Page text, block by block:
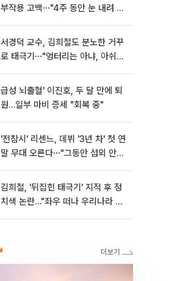
부작용 고백⋯"4주 동안 눈 내려 앉
서경덕 교수, 김희철도 분노한 거꾸
로 태극기⋯"엉터리는 아냐, 아쉬울
급성 뇌출혈' 이진호, 두 달 만에 퇴
원…일부 마비 증세 "회복 중"
'전참시' 리센느, 데뷔 '3년 차' 첫 연
말 무대 오른다⋯"그동안 섭외 안
김희철, '뒤집힌 태극기' 지적 후 정
치색 논란…"좌우 떠나 우리나라 국